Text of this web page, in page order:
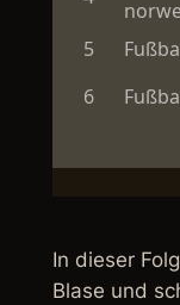
In dieser
Blase und